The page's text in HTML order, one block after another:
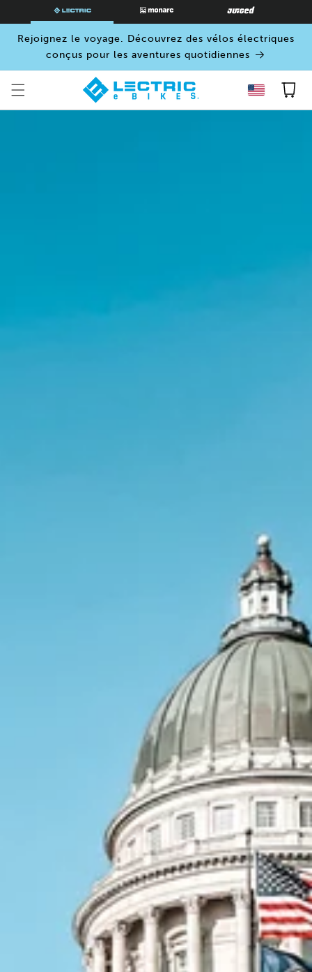
Rejoignez le voyage. Découvrez des vélos électriques
conçus pour les aventures quotidiennes
Panier